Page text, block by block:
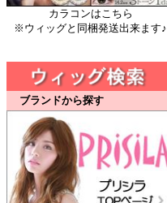
カラコンはこちら
※ウィッグと同梱発送出来ます♪
ブランドから探す